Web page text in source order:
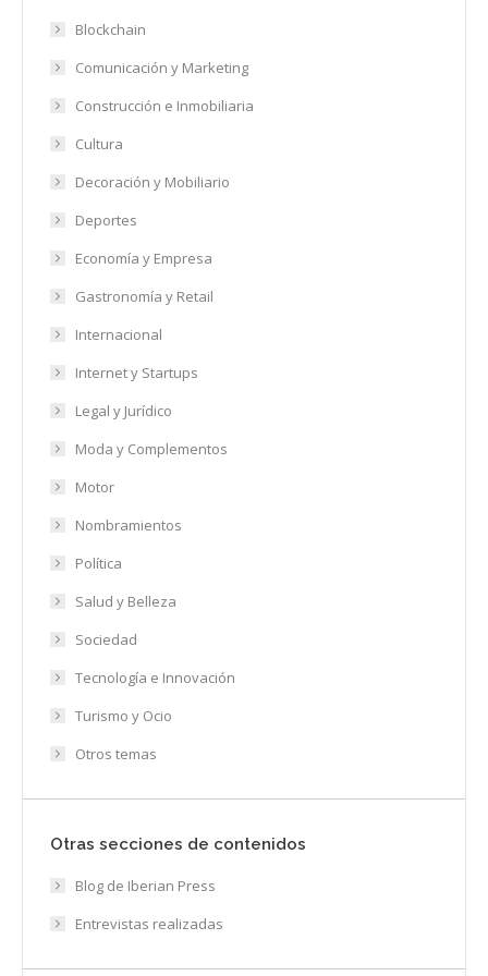
Blockchain
Comunicación y Marketing
Construcción e Inmobiliaria
Cultura
Decoración y Mobiliario
Deportes
Economía y Empresa
Gastronomía y Retail
Internacional
Internet y Startups
Legal y Jurídico
Moda y Complementos
Motor
Nombramientos
Política
Salud y Belleza
Sociedad
Tecnología e Innovación
Turismo y Ocio
Otros temas
Otras secciones de contenidos
Blog de Iberian Press
Entrevistas realizadas